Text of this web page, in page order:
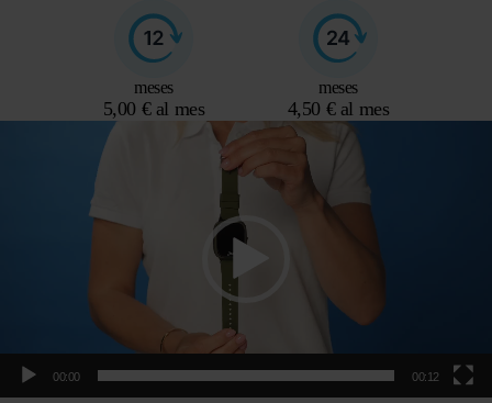
meses
5,00 € al mes
meses
4,50 € al mes
00:00 00:12